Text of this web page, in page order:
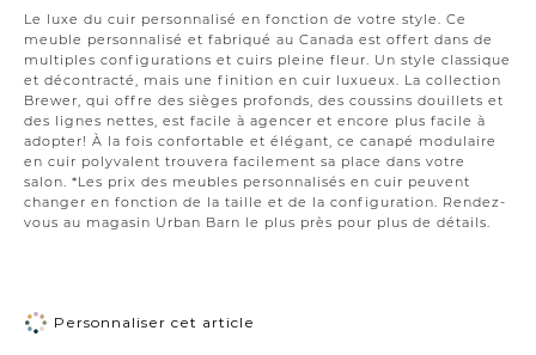
Le luxe du cuir personnalisé en fonction de votre style. Ce
meuble personnalisé et fabriqué au Canada est offert dans de
multiples configurations et cuirs pleine fleur. Un style classique
et décontracté, mais une finition en cuir luxueux. La collection
Brewer, qui offre des sièges profonds, des coussins douillets et
des lignes nettes, est facile à agencer et encore plus facile à
adopter! À la fois confortable et élégant, ce canapé modulaire
en cuir polyvalent trouvera facilement sa place dans votre
salon. *Les prix des meubles personnalisés en cuir peuvent
changer en fonction de la taille et de la configuration. Rendez-
vous au magasin Urban Barn le plus près pour plus de détails.
Personnaliser cet article